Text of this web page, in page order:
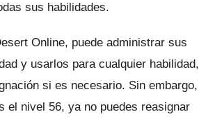
sus habilidades.
Online, puede administrar sus
y usarlos para cualquier habilidad,
si es necesario. Sin embargo,
el nivel 56, ya no puedes reasignar